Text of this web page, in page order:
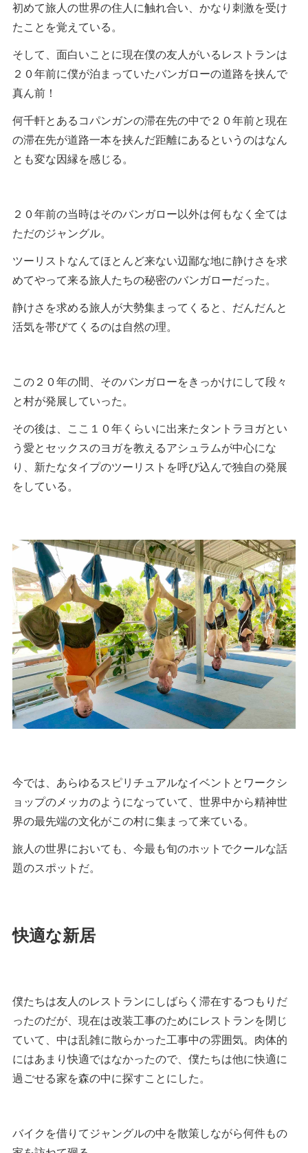
初めて旅人の世界の住人に触れ合い、かなり刺激を受け
たことを覚えている。
そして、面白いことに現在僕の友人がいるレストランは
２０年前に僕が泊まっていたバンガローの道路を挟んで
真ん前！
何千軒とあるコパンガンの滞在先の中で２０年前と現在
の滞在先が道路一本を挟んだ距離にあるというのはなん
とも変な因縁を感じる。
２０年前の当時はそのバンガロー以外は何もなく全ては
ただのジャングル。
ツーリストなんてほとんど来ない辺鄙な地に静けさを求
めてやって来る旅人たちの秘密のバンガローだった。
静けさを求める旅人が大勢集まってくると、だんだんと
活気を帯びてくるのは自然の理。
この２０年の間、そのバンガローをきっかけにして段々
と村が発展していった。
その後は、ここ１０年くらいに出来たタントラヨガとい
う愛とセックスのヨガを教えるアシュラムが中心にな
り、新たなタイプのツーリストを呼び込んで独自の発展
をしている。
今では、あらゆるスピリチュアルなイベントとワークシ
ョップのメッカのようになっていて、世界中から精神世
界の最先端の文化がこの村に集まって来ている。
旅人の世界においても、今最も旬のホットでクールな話
題のスポットだ。
快適な新居
僕たちは友人のレストランにしばらく滞在するつもりだ
ったのだが、現在は改装工事のためにレストランを閉じ
ていて、中は乱雑に散らかった工事中の雰囲気。肉体的
にはあまり快適ではなかったので、僕たちは他に快適に
過ごせる家を森の中に探すことにした。
バイクを借りてジャングルの中を散策しながら何件もの